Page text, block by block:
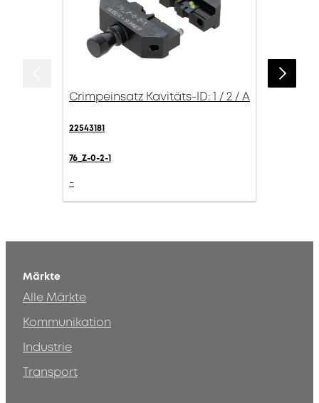
Crimpeinsatz Kavitäts-ID: 1 / 2 / A
22543181
76_Z-0-2-1
-
Märkte
Alle Märkte
Kommunikation
Industrie
Transport